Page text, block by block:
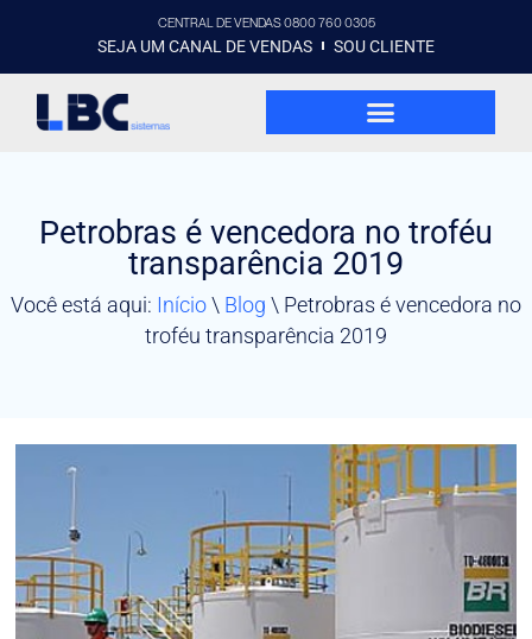
CENTRAL DE VENDAS 0800 760 0305
SEJA UM CANAL DE VENDAS SOU CLIENTE
Petrobras é vencedora no troféu
transparência 2019
Você está aqui: Início\ Blog \ Petrobras é vencedora no
troféu transparência 2019